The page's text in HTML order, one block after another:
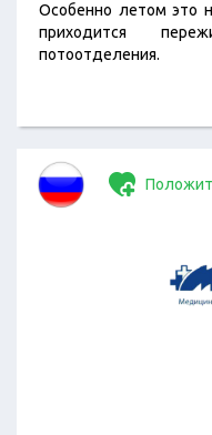
Особенно летом это
приходится
потоотделения.